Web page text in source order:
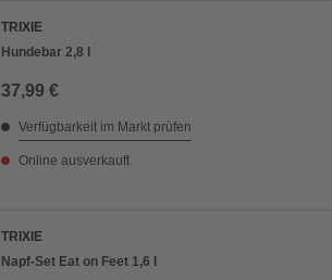
TRIXIE
Hundebar 2,8 l
37,99 €
Verfügbarkeit im Markt prüfen
Online ausverkauft
TRIXIE
Napf-Set Eat on Feet 1,6 l